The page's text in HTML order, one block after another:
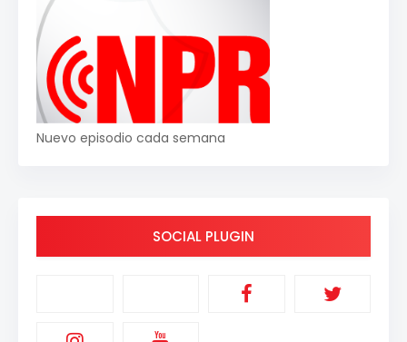
Nuevo episodio cada semana
SOCIAL PLUGIN